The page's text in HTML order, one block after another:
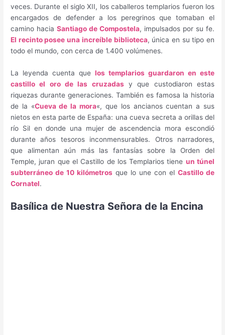
veces. Durante el siglo XII, los caballeros templarios fueron los
encargados de defender a los peregrinos que tomaban el
camino haciaSantiago de Compostela, impulsados por su fe.
El recinto posee una increíble biblioteca, única en su tipo en
todo el mundo, con cerca de 1.400 volúmenes.
La leyenda cuenta que los templarios guardaron en este
castillo el oro de las cruzadasy que custodiaron estas
riquezas durante generaciones. También es famosa la historia
de la «Cueva de la mora«, que los ancianos cuentan a sus
nietos en esta parte de España: una cueva secreta a orillas del
río Sil en donde una mujer de ascendencia mora escondió
durante años tesoros inconmensurables. Otros narradores,
que alimentan aún más las fantasías sobre la Orden del
Temple, juran que el Castillo de los Templarios tiene un túnel
subterráneo de 10 kilómetros que lo une con el Castillo de
Cornatel.
Basílica de Nuestra Señora de la Encina